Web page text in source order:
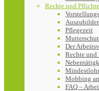
Rechte und
Pflegezeit
Der
Rechte und
Mobbing
FAQ –